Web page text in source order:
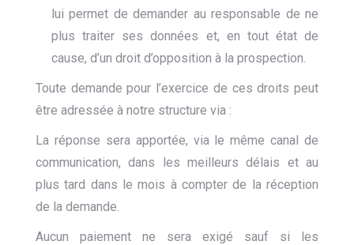
lui permet de demander au responsable de ne
plus traiter ses données et, en tout état de
cause, d’un droit d’opposition à la prospection.
Toute demande pour l’exercice de ces droits peut
être adressée à notre structure via :
La réponse sera apportée, via le même canal de
communication, dans les meilleurs délais et au
plus tard dans le mois à compter de la réception
de la demande.
Aucun paiement ne sera exigé sauf si les